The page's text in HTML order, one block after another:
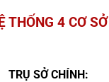
THỐNG 4 CƠ SỞ
TRỤ SỞ CHÍNH: